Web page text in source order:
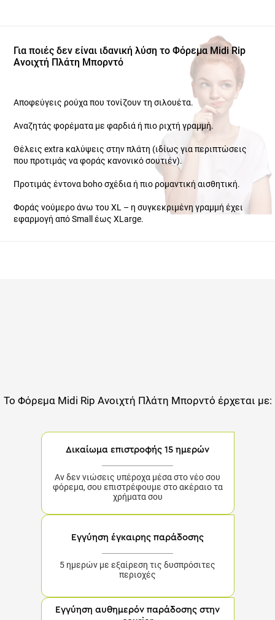
Για ποιές δεν είναι ιδανική λύση το Φόρεμα Midi Rip
Ανοιχτή Πλάτη Μπορντό
Αποφεύγεις ρούχα που τονίζουν τη σιλουέτα.
Αναζητάς φορέματα με φαρδιά ή πιο ριχτή γραμμή.
Θέλεις extra καλύψεις στην πλάτη (ιδίως για περιπτώσεις που
προτιμάς να φοράς κανονικό σουτιέν).
Προτιμάς έντονα boho σχέδια ή πιο ρομαντική αισθητική.
Φοράς νούμερο άνω του XL – η συγκεκριμένη γραμμή έχει
εφαρμογή από Small έως XLarge.
Το Φόρεμα Midi Rip Ανοιχτή Πλάτη Μπορντό έρχεται με:
Δικαίωμα επιστροφής 15 ημερών
Αν δεν νιώσεις υπέροχα μέσα στο νέο σου
φόρεμα, σου επιστρέφουμε στο ακέραιο τα
χρήματα σου
Εγγύηση έγκαιρης παράδοσης
5 ημερών με εξαίρεση τις δυσπρόσιτες περιοχές
Εγγύηση αυθημερόν παράδοσης στην